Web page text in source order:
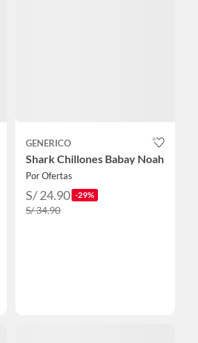
GENERICO
Shark Chillones Babay Noah
Por Ofertas
S/ 24.90 -29%
S/ 34.90